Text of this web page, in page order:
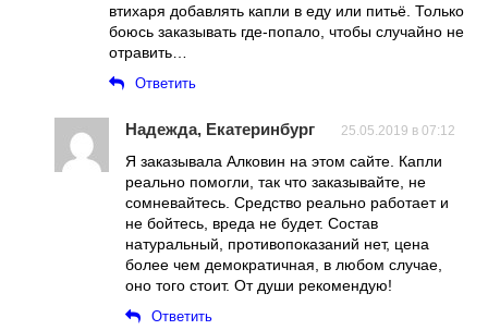
втихаря добавлять капли в еду или питьё. Только
боюсь заказывать где-попало, чтобы случайно не
отравить…
Ответить
Надежда, Екатеринбург 25.05.2019 в 07:12
Я заказывала Алковин на этом сайте. Капли
реально помогли, так что заказывайте, не
сомневайтесь. Средство реально работает и
не бойтесь, вреда не будет. Состав
натуральный, противопоказаний нет, цена
более чем демократичная, в любом случае,
оно того стоит. От души рекомендую!
Ответить